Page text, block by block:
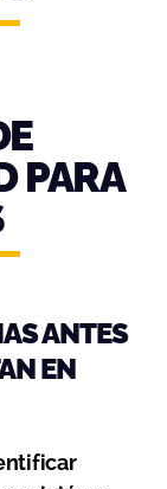
PARA
ANTES
EN